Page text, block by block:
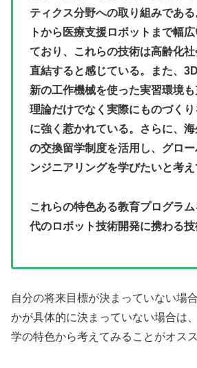
ティクス分野への取り組みであ
トから医療支援ロボットまで幅
ており、これらの技術は高齢化
直結すると感じている。また、
新の工作機械を使った実習環境も
理論だけでなく実際にものづく
に強く惹かれている。さらに、
の交換留学制度を活用し、グロ
ンジニアリングを学びたいと考え
これらの特色ある教育プログラ
代のロボット技術開発に携わる技
自分の将来目標が決まっていない場
かが具体的に決まっていない場合は
学の特色から考えてみることがオスス